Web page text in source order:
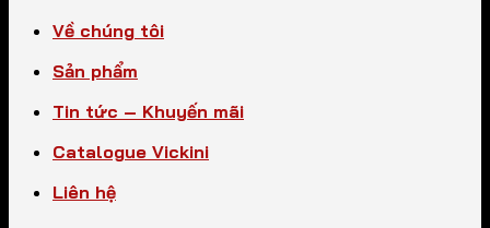
Về chúng tôi
Sản phẩm
Tin tức – Khuyến mãi
Catalogue Vickini
Liên hệ